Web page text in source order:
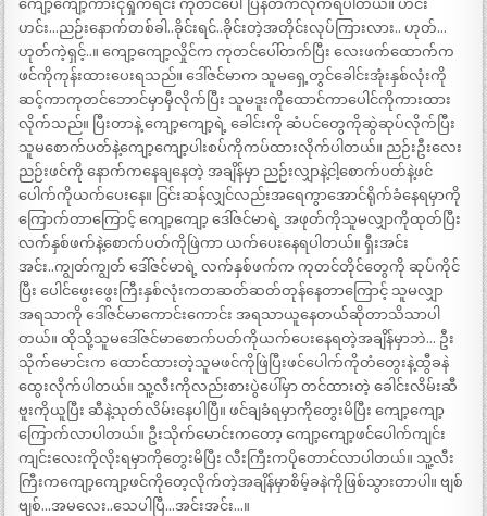
ကျော့ကျော့ကားငိုရှိုက်ရင်း ကုတင်ပေါ်ပြန်တက်လိုက်ရပါတယ်။ ဟင်း
ဟင်း…ညဉ်းနောက်တစ်ခါ..ခိုင်းရင်..ခိုင်းတဲ့အတိုင်းလုပ်ကြားလား.. ဟုတ်…
ဟုတ်ကဲ့ရှင့်..။ ကျော့ကျော့လှိုင်က ကုတင်ပေါ်တက်ပြီး လေးဖက်ထောက်က
ဖင်ကိုကုန်းထားပေးရသည်။ ဒေါ်ဇင်မာက သူမရှေ့တွင်ခေါင်းအုံးနှစ်လုံးကို
ဆင့်ကာကုတင်ဘောင်မှာမှီလိုက်ပြီး သူမဒူးကိုထောင်ကာပေါင်ကိုကားထား
လိုက်သည်။ ပြီးတာနဲ့ ကျော့ကျော့ရဲ့ ခေါင်းကို ဆံပင်တွေကိုဆွဲဆုပ်လိုက်ပြီး
သူမစောက်ပတ်နဲ့ကျော့ကျော့ပါးစပ်ကိုကပ်ထားလိုက်ပါတယ်။ ညဉ်းဦးလေး
ညဉ်းဖင်ကို နောက်ကနေချနေတဲ့ အချိန်မှာ ညဉ်းလျှာနဲ့ငါ့စောက်ပတ်နဲ့ဖင်
ပေါက်ကိုယက်ပေးနေ။ ငြင်းဆန်လျှင်လည်းအရေကွာအောင်ရိုက်ခံနေရမှာကို
ကြောက်တာကြောင့် ကျော့ကျော့ ဒေါ်ဇင်မာရဲ့ အဖုတ်ကိုသူမလျှာကိုထုတ်ပြီး
လက်နှစ်ဖက်နဲ့စောက်ပတ်ကိုဖြဲကာ ယက်ပေးနေရပါတယ်။ ရှီးအင်း
အင်း..ကျွတ်ကျွတ် ဒေါ်ဇင်မာရဲ့ လက်နှစ်ဖက်က ကုတင်တိုင်တွေကို ဆုပ်ကိုင်
ပြီး ပေါင်ဖွေးဖွေးကြီးနှစ်လုံးကတဆတ်ဆတ်တုန်နေတာကြောင့် သူမလျှာ
အရသာကို ဒေါ်ဇင်မာကောင်းကောင်း အရသာယူနေတယ်ဆိုတာသိသာပါ
တယ်။ ထိုသို့သူမဒေါ်ဇင်မာစောက်ပတ်ကိုယက်ပေးနေရတဲ့အချိန်မှာဘဲ… ဦး
သိုက်မောင်းက ထောင်ထားတဲ့သူမဖင်ကိုဖြဲပြီးဖင်ပေါက်ကိုတံတွေးနဲ့ထွီခနဲ
ထွေးလိုက်ပါတယ်။ သူ့လီးကိုလည်းစားပွဲပေါ်မှာ တင်ထားတဲ့ ခေါင်းလိမ်းဆီ
ဗူးကိုယူပြီး ဆီနဲ့သုတ်လိမ်းနေပါပြီ။ ဖင်ချခံရမှာကိုတွေးမိပြီး ကျော့ကျော့
ကြောက်လာပါတယ်။ ဦးသိုက်မောင်းကတော့ ကျော့ကျော့ဖင်ပေါက်ကျင်း
ကျင်းလေးကိုလိုးရမှာကိုတွေးမိပြီး လီးကြီးကပိုတောင်လာပါတယ်။ သူ့လီး
ကြီးကကျော့ကျော့ဖင်ကိုတေ့လိုက်တဲ့အချိန်မှာစိမ့်ခနဲကိုဖြစ်သွားတာပါ။ ဗျစ်
ဗျစ်…အမလေး..သေပါပြီ…အင်းအင်း…။